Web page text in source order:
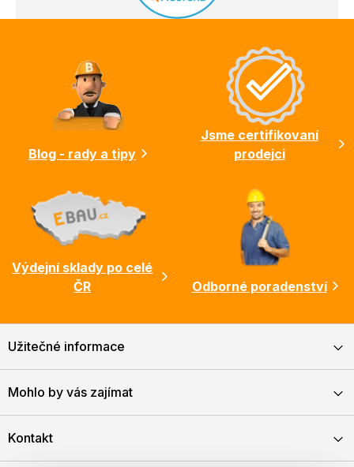
Blog - rady a tipy
Jsme certifikovaní
prodejci
Výdejní sklady po celé
ČR
Odborné poradenství
Užitečné informace
Mohlo by vás zajímat
Kontakt